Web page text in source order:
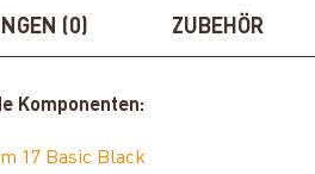
(0) ZUBEHÖR
Komponenten:
17 Basic Black